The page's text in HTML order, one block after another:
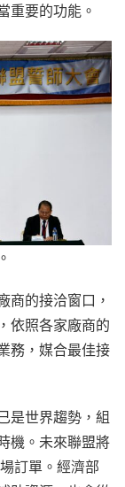
重要的功能。
商的接洽窗口，
依照各家廠商的
務，媒合最佳接
是世界趨勢，組
機。未來聯盟將
訂單。經濟部